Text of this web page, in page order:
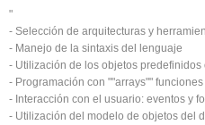
"
- Selección de arquitecturas y
- Manejo de la sintaxis del lenguaje
- Utilización de los objetos predefinidos
- Programación con ""arrays""
- Interacción con el usuario: eventos y
- Utilización del modelo de objetos del